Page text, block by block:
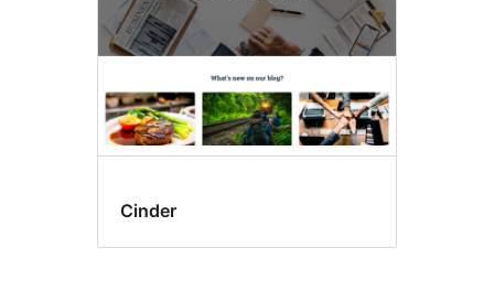
Cinder